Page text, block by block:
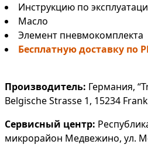
Инструкцию по
Масло
Элемент пневмокомплекта
Бесплатную доставку по
Производитель: Германия,
Belgische Strasse 1, 15234
Сервисный центр:
микрорайон Медвежино, ул.